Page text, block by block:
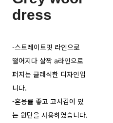
dress
-스트레이트핏 라인으로
떨어지다 살짝 a라인으로
퍼지는 클래식한 디자인입
니다.
-혼용률 좋고 고시감이 있
는 원단을 사용하였습니다.